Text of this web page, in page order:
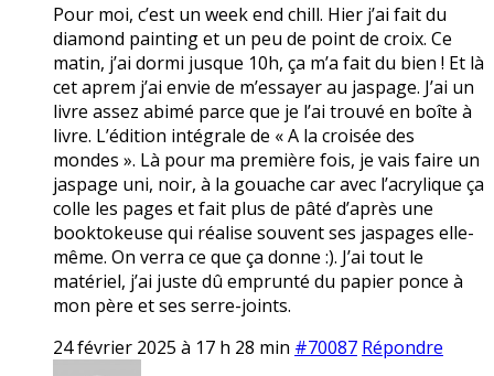
Pour moi, c’est un week end chill. Hier j’ai fait du
diamond painting et un peu de point de croix. Ce
matin, j’ai dormi jusque 10h, ça m’a fait du bien ! Et là
cet aprem j’ai envie de m’essayer au jaspage. J’ai un
livre assez abimé parce que je l’ai trouvé en boîte à
livre. L’édition intégrale de « A la croisée des
mondes ». Là pour ma première fois, je vais faire un
jaspage uni, noir, à la gouache car avec l’acrylique ça
colle les pages et fait plus de pâté d’après une
booktokeuse qui réalise souvent ses jaspages elle-
même. On verra ce que ça donne :). J’ai tout le
matériel, j’ai juste dû emprunté du papier ponce à
mon père et ses serre-joints.
24 février 2025 à 17 h 28 min #70087 Répondre